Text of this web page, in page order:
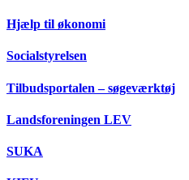
Hjælp til økonomi
Socialstyrelsen
Tilbudsportalen – søgeværktøj
Landsforeningen LEV
SUKA